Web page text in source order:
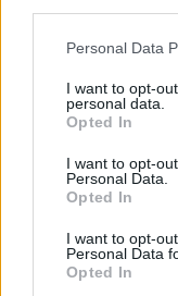
Personal Data
I want to opt-
personal data.
Opted In
I want to opt-
Personal Data.
Opted In
I want to opt-
Personal Data
Opted In
90χρονου που
6 Αυγούστου, 2026
Το Αρκαλοχώρι
6 Αυγούστου, 2026
Παρατείνονται τα
6 Αυγούστου, 2026